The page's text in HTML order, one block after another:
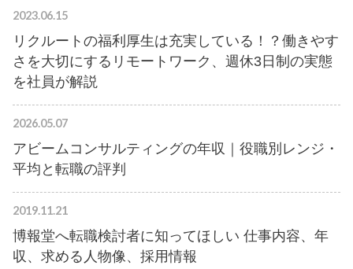
2023.06.15
リクルートの福利厚生は充実している！？働きやす
さを大切にするリモートワーク、週休3日制の実態
を社員が解説
2026.05.07
アビームコンサルティングの年収｜役職別レンジ・
平均と転職の評判
2019.11.21
博報堂へ転職検討者に知ってほしい 仕事内容、年
収、求める人物像、採用情報